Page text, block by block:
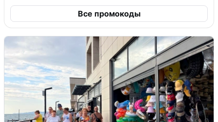
Все промокоды